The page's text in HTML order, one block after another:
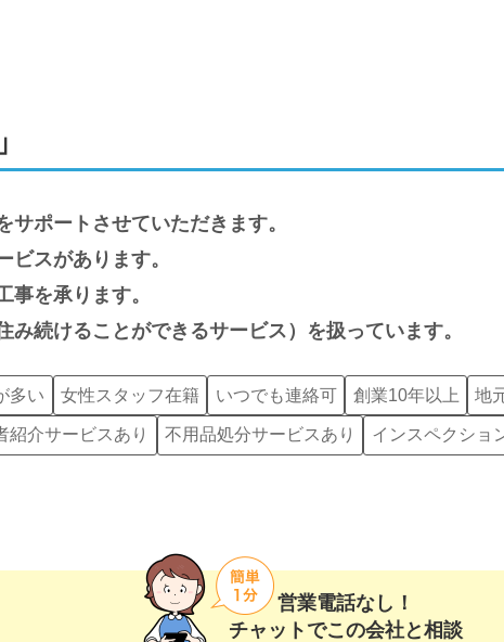
サポートさせていただきます。
ビスがあります。
事を承ります。
み続けることができるサービス）を扱っています。
多い 女性スタッフ在籍 いつでも連絡可 創業10年以上 地
紹介サービスあり 不用品処分サービスあり インスペクショ
営業電話なし！
チャットでこの会社と相談